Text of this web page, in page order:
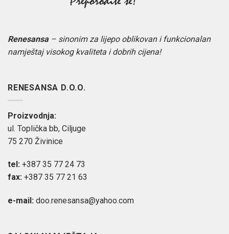
Renesansa– sinonim za lijepo oblikovan i funkcionalan
namještaj visokog kvaliteta i dobrih cijena!
RENESANSA D.O.O.
Proizvodnja:
ul. Toplička bb, Ciljuge
75 270 Živinice
tel: +387 35 77 24 73
fax: +387 35 77 21 63
e-mail: doo.renesansa@yahoo.com